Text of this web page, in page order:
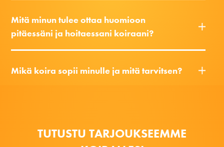
Mitä minun tulee ottaa huomioon
pitäessäni ja hoitaessani koiraani?
Mikä koira sopii minulle ja mitä tarvitsen?
TUTUSTU TARJOUKSEEMME